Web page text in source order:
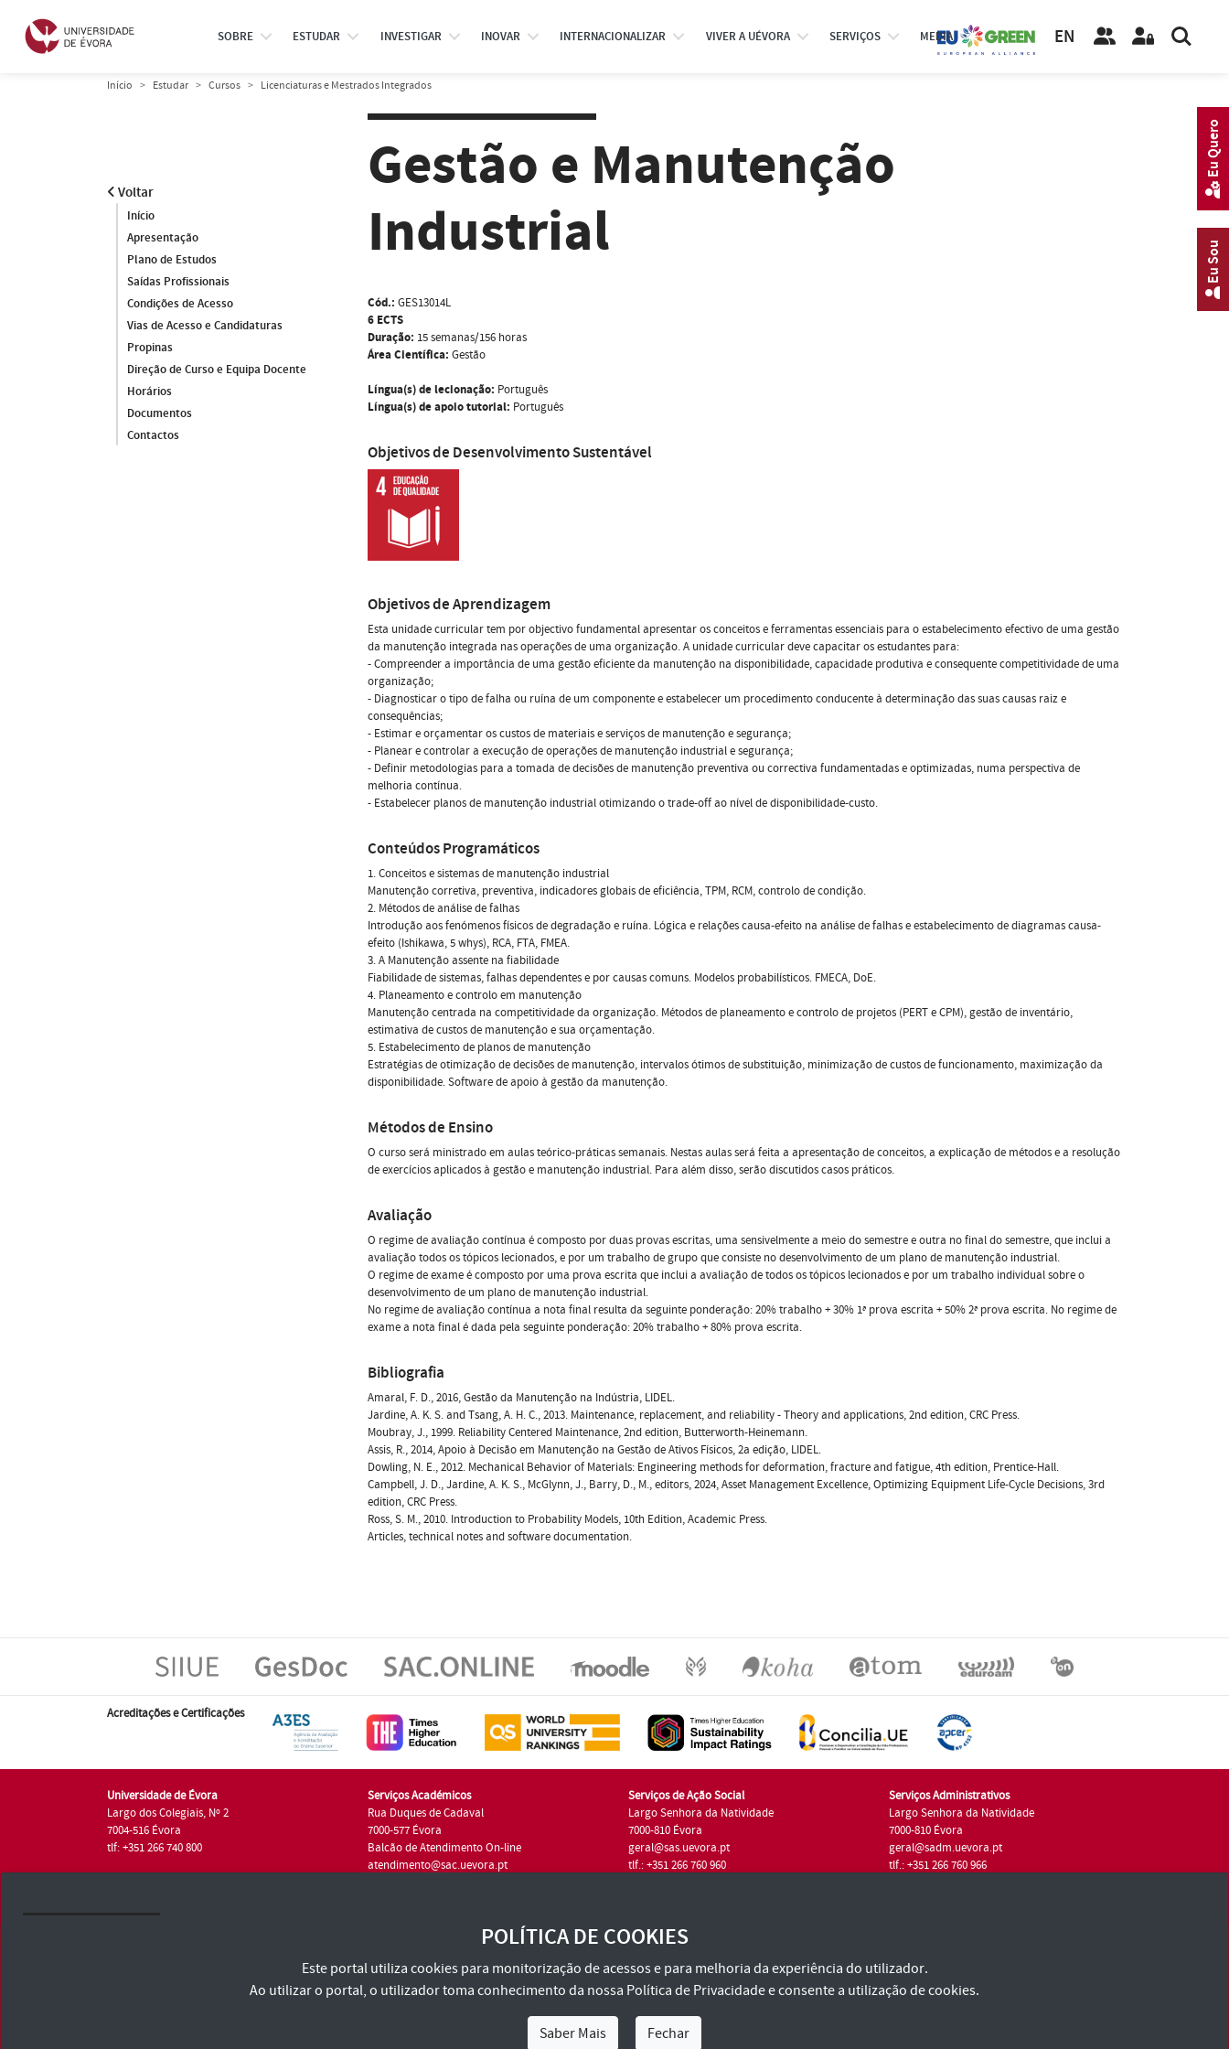
SOBRE ESTUDAR INVESTIGAR INOVAR INTERNACIONALIZAR VIVER A UÉVORA SERVIÇOS MEDIA EN
Início Estudar Cursos Licenciaturas e Mestrados Integrados
Voltar
Início
Apresentação
Plano de Estudos
Saídas Profissionais
Condições de Acesso
Vias de Acesso e Candidaturas
Propinas
Direção de Curso e Equipa Docente
Horários
Documentos
Contactos
Gestão e Manutenção
Industrial
Cód.: GES13014L
6 ECTS
Duração: 15 semanas/156 horas
Área Científica: Gestão
Língua(s) de lecionação: Português
Língua(s) de apoio tutorial: Português
Objetivos de Desenvolvimento Sustentável
Objetivos de Aprendizagem
Esta unidade curricular tem por objectivo fundamental apresentar os conceitos e ferramentas essenciais para o estabelecimento efectivo de uma gestão
da manutenção integrada nas operações de uma organização. A unidade curricular deve capacitar os estudantes para:
- Compreender a importância de uma gestão eficiente da manutenção na disponibilidade, capacidade produtiva e consequente competitividade de uma
organização;
- Diagnosticar o tipo de falha ou ruína de um componente e estabelecer um procedimento conducente à determinação das suas causas raiz e
consequências;
- Estimar e orçamentar os custos de materiais e serviços de manutenção e segurança;
- Planear e controlar a execução de operações de manutenção industrial e segurança;
- Definir metodologias para a tomada de decisões de manutenção preventiva ou correctiva fundamentadas e optimizadas, numa perspectiva de
melhoria contínua.
- Estabelecer planos de manutenção industrial otimizando o trade-off ao nível de disponibilidade-custo.
Conteúdos Programáticos
1. Conceitos e sistemas de manutenção industrial
Manutenção corretiva, preventiva, indicadores globais de eficiência, TPM, RCM, controlo de condição.
2. Métodos de análise de falhas
Introdução aos fenómenos físicos de degradação e ruína. Lógica e relações causa-efeito na análise de falhas e estabelecimento de diagramas causa-
efeito (Ishikawa, 5 whys), RCA, FTA, FMEA.
3. A Manutenção assente na fiabilidade
Fiabilidade de sistemas, falhas dependentes e por causas comuns. Modelos probabilísticos. FMECA, DoE.
4. Planeamento e controlo em manutenção
Manutenção centrada na competitividade da organização. Métodos de planeamento e controlo de projetos (PERT e CPM), gestão de inventário,
estimativa de custos de manutenção e sua orçamentação.
5. Estabelecimento de planos de manutenção
Estratégias de otimização de decisões de manutenção, intervalos ótimos de substituição, minimização de custos de funcionamento, maximização da
disponibilidade. Software de apoio à gestão da manutenção.
Métodos de Ensino
O curso será ministrado em aulas teórico-práticas semanais. Nestas aulas será feita a apresentação de conceitos, a explicação de métodos e a resolução
de exercícios aplicados à gestão e manutenção industrial. Para além disso, serão discutidos casos práticos.
Avaliação
O regime de avaliação contínua é composto por duas provas escritas, uma sensivelmente a meio do semestre e outra no final do semestre, que inclui a
avaliação todos os tópicos lecionados, e por um trabalho de grupo que consiste no desenvolvimento de um plano de manutenção industrial.
O regime de exame é composto por uma prova escrita que inclui a avaliação de todos os tópicos lecionados e por um trabalho individual sobre o
desenvolvimento de um plano de manutenção industrial.
No regime de avaliação contínua a nota final resulta da seguinte ponderação: 20% trabalho + 30% 1ª prova escrita + 50% 2ª prova escrita. No regime de
exame a nota final é dada pela seguinte ponderação: 20% trabalho + 80% prova escrita.
Bibliografia
Amaral, F. D., 2016, Gestão da Manutenção na Indústria, LIDEL.
Jardine, A. K. S. and Tsang, A. H. C., 2013. Maintenance, replacement, and reliability - Theory and applications, 2nd edition, CRC Press.
Moubray, J., 1999. Reliability Centered Maintenance, 2nd edition, Butterworth-Heinemann.
Assis, R., 2014, Apoio à Decisão em Manutenção na Gestão de Ativos Físicos, 2a edição, LIDEL.
Dowling, N. E., 2012. Mechanical Behavior of Materials: Engineering methods for deformation, fracture and fatigue, 4th edition, Prentice-Hall.
Campbell, J. D., Jardine, A. K. S., McGlynn, J., Barry, D., M., editors, 2024, Asset Management Excellence, Optimizing Equipment Life-Cycle Decisions, 3rd
edition, CRC Press.
Ross, S. M., 2010. Introduction to Probability Models, 10th Edition, Academic Press.
Articles, technical notes and software documentation.
Acreditações e Certificações
Universidade de Évora
Largo dos Colegiais, Nº 2
7004-516 Évora
tlf: +351 266 740 800
Serviços Académicos
Rua Duques de Cadaval
7000-577 Évora
Balcão de Atendimento On-line
atendimento@sac.uevora.pt
Serviços de Ação Social
Largo Senhora da Natividade
7000-810 Évora
geral@sas.uevora.pt
tlf.: +351 266 760 960
Serviços Administrativos
Largo Senhora da Natividade
7000-810 Évora
geral@sadm.uevora.pt
tlf.: +351 266 760 966
Consulte os Termos e Condições e Política de Privacidade
Eu Sou
Eu Quero
POLÍTICA DE COOKIES
Este portal utiliza cookies para monitorização de acessos e para melhoria da experiência do utilizador.
Ao utilizar o portal, o utilizador toma conhecimento da nossa Política de Privacidadee consente a utilização de cookies.
Saber Mais Fechar